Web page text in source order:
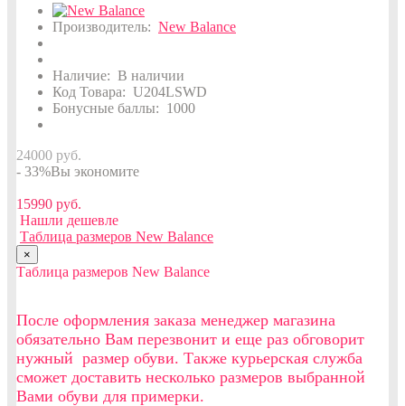
Производитель: New Balance
Наличие: В наличии
Код Товара: U204LSWD
Бонусные баллы: 1000
24000 руб.
- 33%Вы экономите
15990 руб.
Нашли дешевле
Таблица размеров New Balance
×
Таблица размеров New Balance
После оформления заказа менеджер магазина
обязательно Вам перезвонит и еще раз обговорит
нужный размер обуви. Также курьерская служба
сможет доставить несколько размеров выбранной
Вами обуви для примерки.